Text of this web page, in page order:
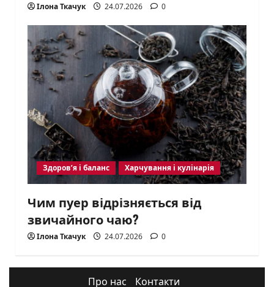
Ілона Ткачук 24.07.2026 0
Здоров’я і баланс Харчування і кулінарія
Чим пуер відрізняється від
звичайного чаю?
Ілона Ткачук 24.07.2026 0
Про нас Контакти